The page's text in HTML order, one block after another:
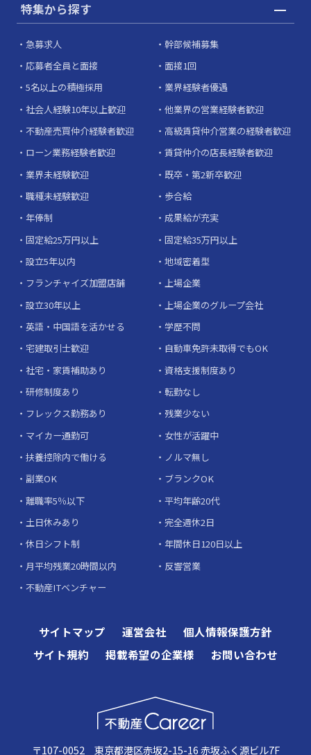
特集から探す
急募求人
幹部候補募集
応募者全員と面接
面接1回
5名以上の積極採用
業界経験者優遇
社会人経験10年以上歓迎
他業界の営業経験者歓迎
不動産売買仲介経験者歓迎
高級賃貸仲介営業の経験者歓迎
ローン業務経験者歓迎
賃貸仲介の店長経験者歓迎
業界未経験歓迎
既卒・第2新卒歓迎
職種未経験歓迎
歩合給
年俸制
成果給が充実
固定給25万円以上
固定給35万円以上
設立5年以内
地域密着型
フランチャイズ加盟店舗
上場企業
設立30年以上
上場企業のグループ会社
英語・中国語を活かせる
学歴不問
宅建取引士歓迎
自動車免許未取得でもOK
社宅・家賃補助あり
資格支援制度あり
研修制度あり
転勤なし
フレックス勤務あり
残業少ない
マイカー通勤可
女性が活躍中
扶養控除内で働ける
ノルマ無し
副業OK
ブランクOK
離職率5％以下
平均年齢20代
土日休みあり
完全週休2日
休日シフト制
年間休日120日以上
月平均残業20時間以内
反響営業
不動産ITベンチャー
サイトマップ 運営会社
個人情報保護方針
サイト規約
掲載希望の企業様 お問い合わせ
〒107-0052 東京都港区赤坂2-15-16 赤坂ふく源ビル7F